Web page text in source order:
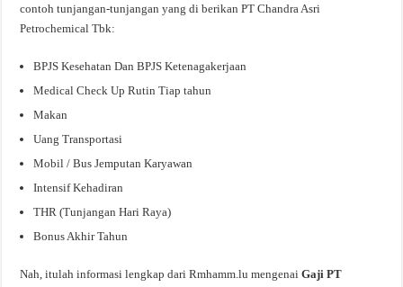
contoh tunjangan-tunjangan yang di berikan PT Chandra Asri
Petrochemical Tbk:
BPJS Kesehatan Dan BPJS Ketenagakerjaan
Medical Check Up Rutin Tiap tahun
Makan
Uang Transportasi
Mobil / Bus Jemputan Karyawan
Intensif Kehadiran
THR (Tunjangan Hari Raya)
Bonus Akhir Tahun
Nah, itulah informasi lengkap dari Rmhamm.lu mengenaiGaji PT